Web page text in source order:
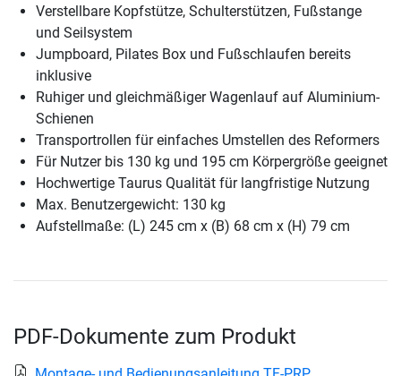
Verstellbare Kopfstütze, Schulterstützen, Fußstange
und Seilsystem
Jumpboard, Pilates Box und Fußschlaufen bereits
inklusive
Ruhiger und gleichmäßiger Wagenlauf auf Aluminium-
Schienen
Transportrollen für einfaches Umstellen des Reformers
Für Nutzer bis 130 kg und 195 cm Körpergröße geeignet
Hochwertige Taurus Qualität für langfristige Nutzung
Max. Benutzergewicht: 130 kg
Aufstellmaße: (L) 245 cm x (B) 68 cm x (H) 79 cm
PDF-Dokumente zum Produkt